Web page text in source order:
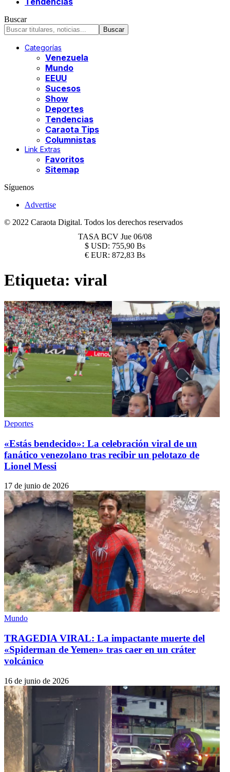
Buscar
Categorías
Venezuela
Mundo
EEUU
Sucesos
Show
Deportes
Tendencias
Caraota Tips
Columnistas
Link Extras
Favoritos
Sitemap
Síguenos
Advertise
© 2022 Caraota Digital. Todos los derechos reservados
TASA BCV Jue 06/08
$ USD: 755,90 Bs
€ EUR: 872,83 Bs
Etiqueta: viral
Deportes
«Estás bendecido»: La celebración viral de un
fanático venezolano tras recibir un pelotazo de
Lionel Messi
17 de junio de 2026
Mundo
TRAGEDIA VIRAL: La impactante muerte del
«Spiderman de Yemen» tras caer en un cráter
volcánico
16 de junio de 2026